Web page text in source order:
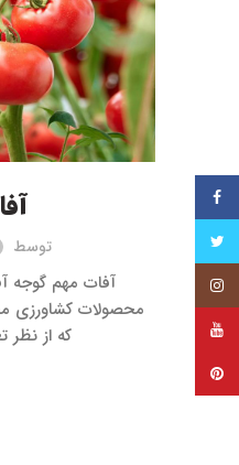
توسط
آفات مهم گوجه
محصولات کشاورزی
که از نظر